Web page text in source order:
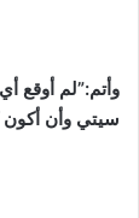
وأتم:”لم أوقع
سيتي وأن أكون